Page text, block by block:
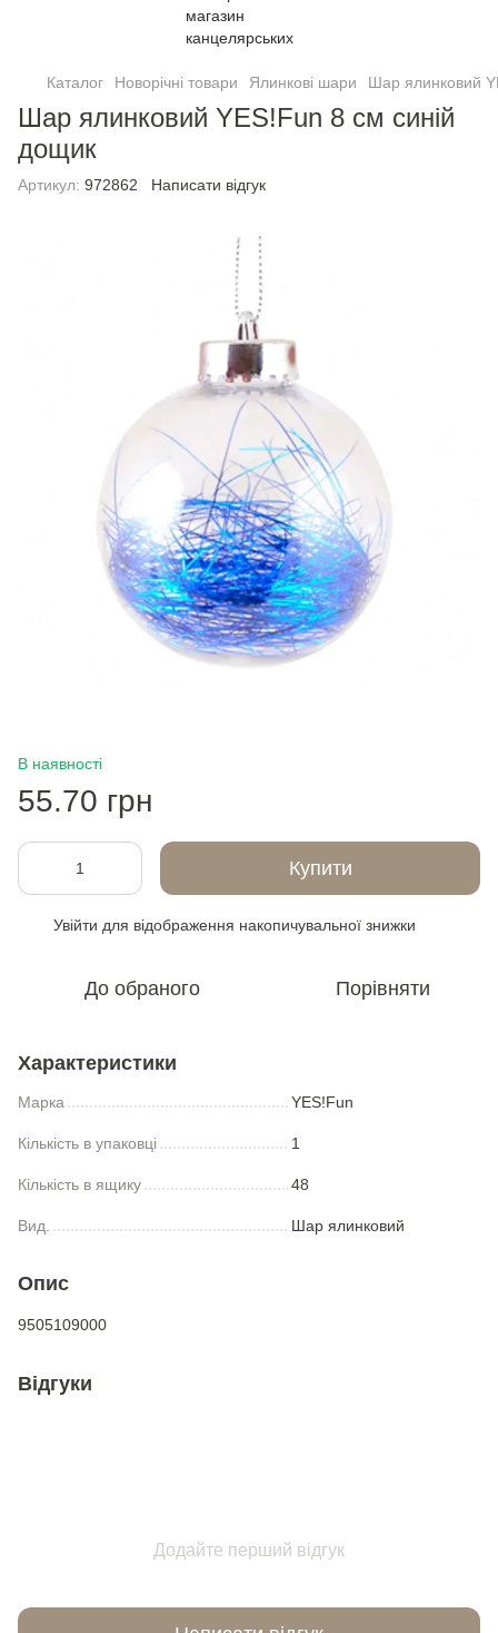
Каталог Новорічні товари Ялинковi шари Шар ялинковий
Шар ялинковий YES!Fun 8 см синiй
дощик
Артикул: 972862 Написати відгук
В наявності
55.70 грн
Купити
Увійти для відображення накопичувальної знижки
До обраного Порівняти
Характеристики
Марка YES!Fun
Кількість в упаковці 1
Кількість в ящику 48
Вид. Шар ялинковий
Опис
9505109000
Відгуки
Додайте перший відгук